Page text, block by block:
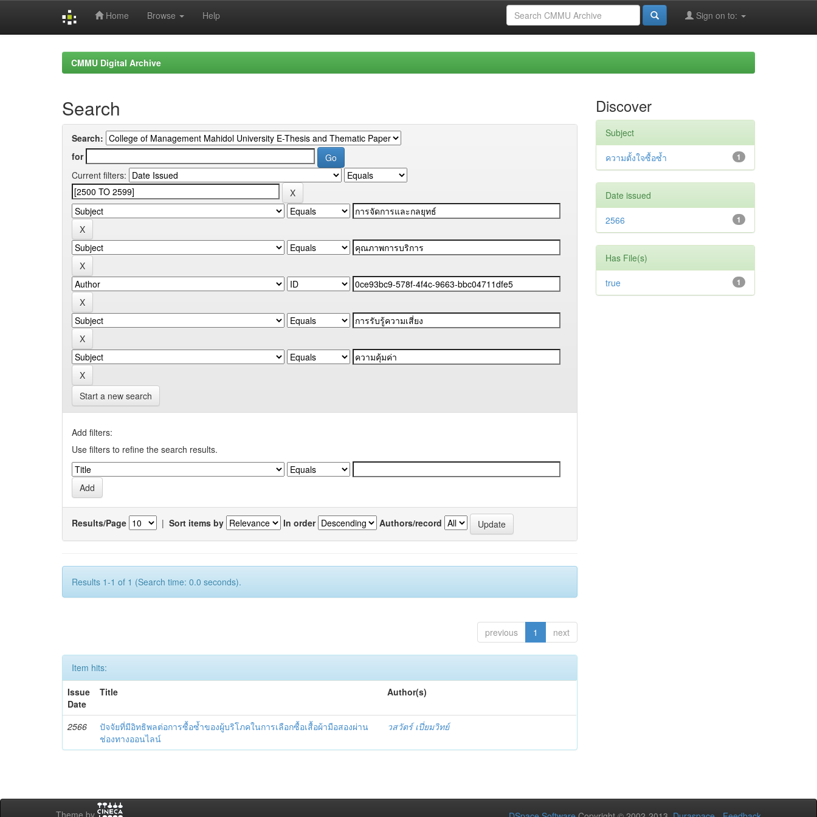
Home Browse Help Sign on to:
CMMU Digital Archive
Search
Search:
for
Current filters:
Start a new search
Add filters:
Use filters to refine the search results.
Results/Page | Sort items by In order Authors/record
Results 1-1 of 1 (Search time: 0.0 seconds).
previous 1 next
Item hits:
Issue
Date
Title Author(s)
2566
ปัจจัยที่มีอิทธิพลต่อการซื้อซ้ำของผู้บริโภคในการเลือกซื้อเสื้อผ้ามือสองผ่าน
ช่องทางออนไลน์
วสวัตร์ เปี่ยมวิทย์
Discover
Subject
1
ความตั้งใจซื้อซ้ำ
Date issued
1
2566
Has File(s)
1
true